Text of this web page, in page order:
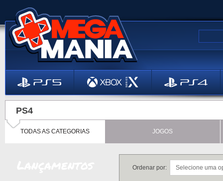
PS4
TODAS AS CATEGORIAS JOGOS
Ordenar por: